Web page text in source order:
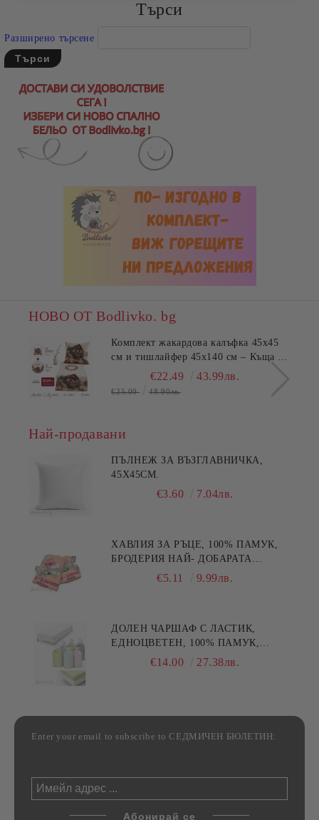
Търси
Разширено търсене
НОВО ОТ Bodlivko. bg
Комплект жакардова калъфка 45x45
см и тишлайфер 45x140 см – Къща с
€22.49 43.99лв.
€25.00 48.90лв.
Най-продавани
ПЪЛНЕЖ ЗА ВЪЗГЛАВНИЧКА,
45X45СМ.
€3.60 7.04лв.
ХАВЛИЯ ЗА РЪЦЕ, 100% ПАМУК,
БРОДЕРИЯ НАЙ- ДОБАРАТА
МАЙКА/БАБА , РАЗМЕР:
€5.11 9.99лв.
ДОЛЕН ЧАРШАФ С ЛАСТИК,
ЕДНОЦВЕТЕН, 100% ПАМУК,
РАЗЛИЧНИ РАЗМЕРИ
€14.00 27.38лв.
Enter your email to subscribe to СЕДМИЧЕН БЮЛЕТИН: